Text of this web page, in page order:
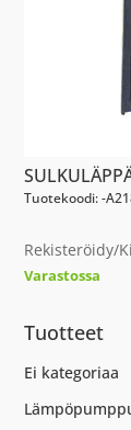
Tuotekoodi: -
Rekisteröidy/
Varastossa
Tuotteet
Ei kategoriaa